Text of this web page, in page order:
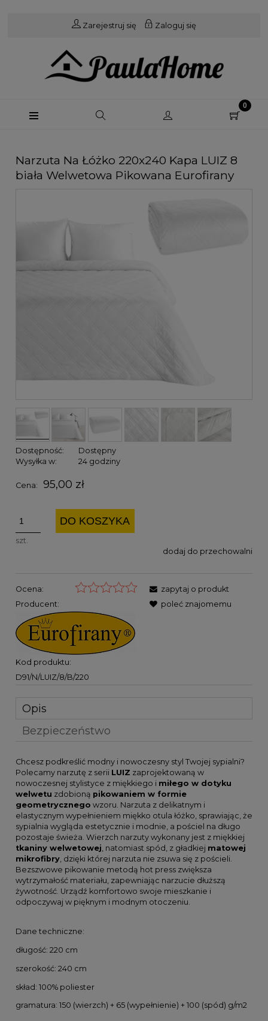
Zarejestruj się Zaloguj się
Narzuta Na Łóżko 220x240 Kapa LUIZ 8
biała Welwetowa Pikowana Eurofirany
Dostępność:
Dostępny
Wysyłka w:
24 godziny
Cena: 95,00 zł
szt.
DO KOSZYKA
dodaj do przechowalni
Ocena:
Producent:
Kod produktu:
D91/N/LUIZ/8/B/220
zapytaj o produkt
poleć znajomemu
Opis
Bezpieczeństwo
Chcesz podkreślić modny i nowoczesny styl Twojej sypialni?
Polecamy narzutę z serii LUIZ zaprojektowaną w
nowoczesnej stylistyce z miękkiego i miłego w dotyku
welwetu zdobioną pikowaniem w formie
geometrycznego wzoru. Narzuta z delikatnym i
elastycznym wypełnieniem miękko otula łóżko, sprawiając, że
sypialnia wygląda estetycznie i modnie, a pościel na długo
pozostaje świeża. Wierzch narzuty wykonany jest z miękkiej
tkaniny welwetowej, natomiast spód, z gładkiej matowej
mikrofibry, dzięki której narzuta nie zsuwa się z pościeli.
Bezszwowe pikowanie metodą hot press zwiększa
wytrzymałość materiału, zapewniając narzucie dłuższą
żywotność. Urządź komfortowo swoje mieszkanie i
odpoczywaj w pięknym i modnym otoczeniu.
Dane techniczne:
długość: 220 cm
szerokość: 240 cm
skład: 100% poliester
gramatura: 150 (wierzch) + 65 (wypełnienie) + 100 (spód) g/m2